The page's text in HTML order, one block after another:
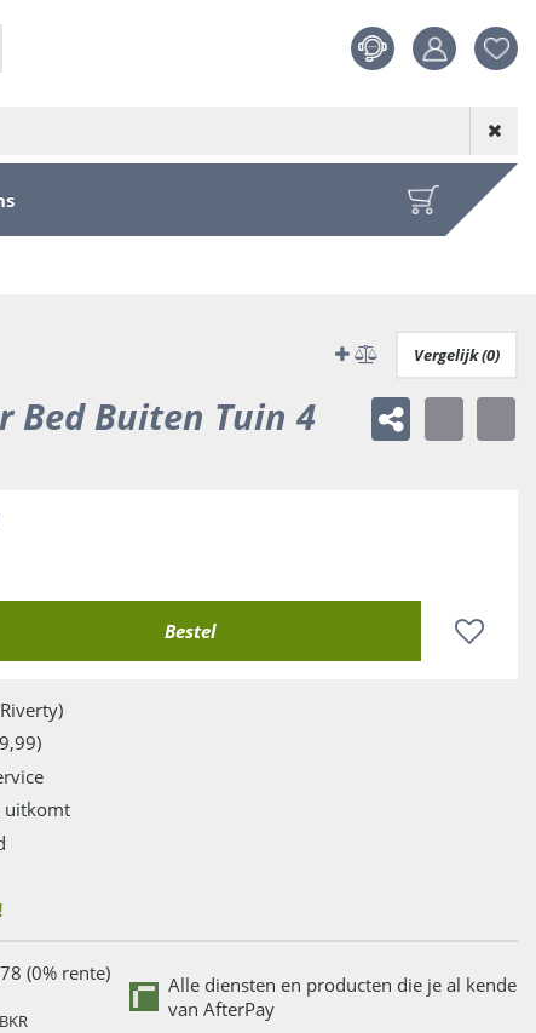
Vergelijk (0)
Bed Buiten Tuin 4
uitkomt
(0% rente)
Alle diensten en producten die je al kende
van AfterPay